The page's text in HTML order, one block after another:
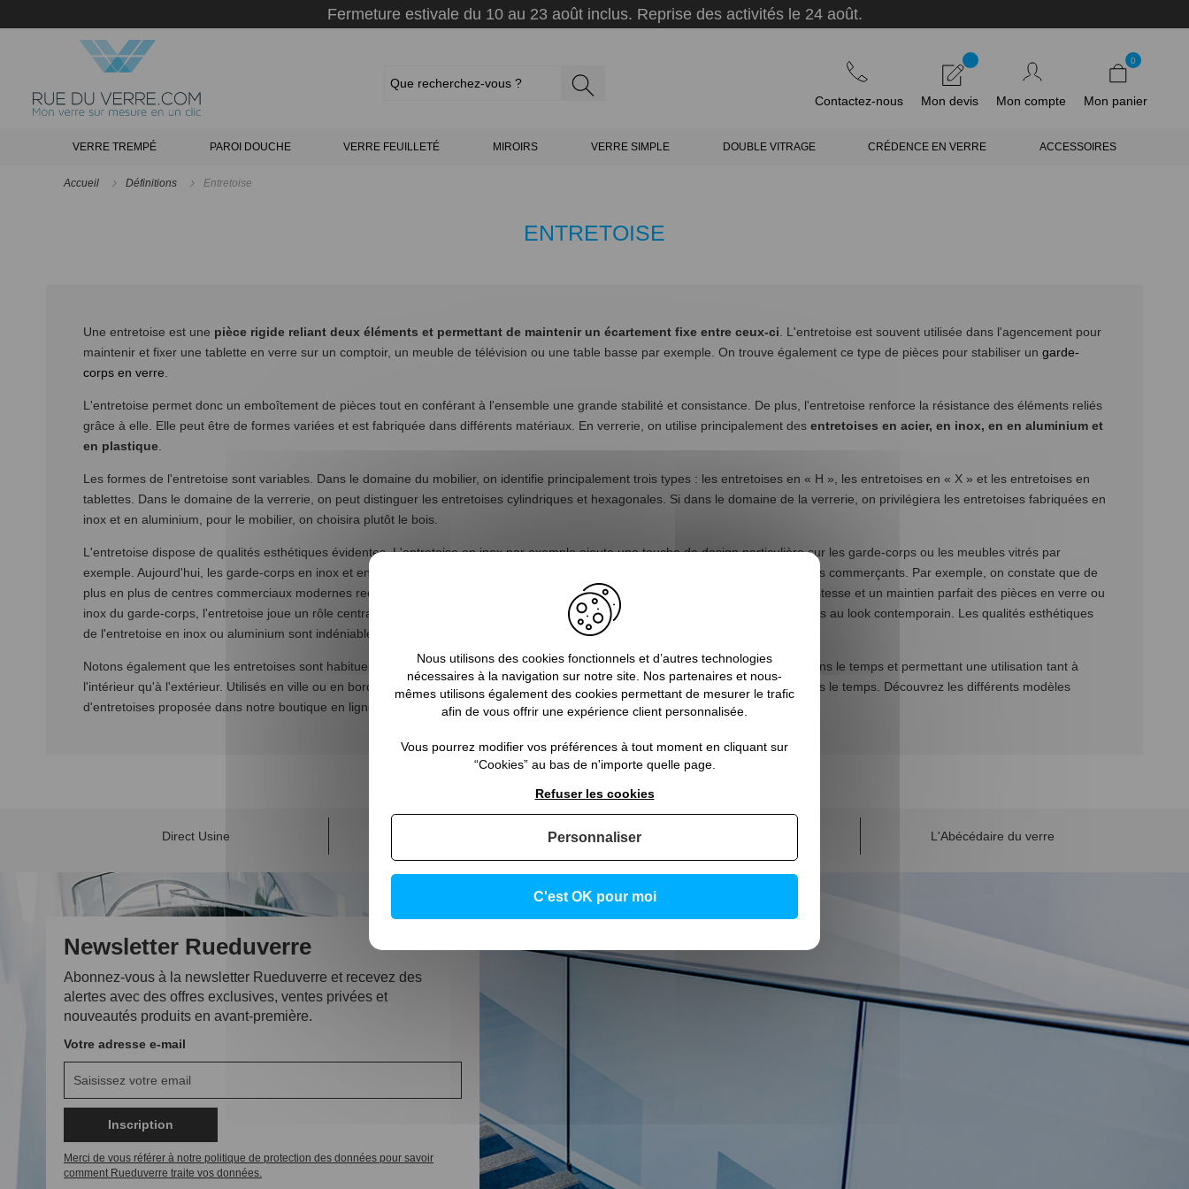
Fermeture estivale du 10 au 23 août inclus. Reprise des activités le 24 août.
Contactez-nous Mon devis Mon compte Mon panier
0
VERRE TREMPÉ PAROI DOUCHE VERRE FEUILLETÉ MIROIRS VERRE SIMPLE DOUBLE VITRAGE CRÉDENCE EN VERRE ACCESSOIRES
Accueil Définitions Entretoise
ENTRETOISE
Une entretoise est une pièce rigide reliant deux éléments et permettant de maintenir un écartement fixe entre ceux-ci. L'entretoise est souvent utilisée dans l'agencement pour
maintenir et fixer une tablette en verre sur un comptoir, un meuble de télévision ou une table basse par exemple. On trouve également ce type de pièces pour stabiliser un garde-
corps en verre.
L'entretoise permet donc un emboîtement de pièces tout en conférant à l'ensemble une grande stabilité et consistance. De plus, l'entretoise renforce la résistance des éléments reliés
grâce à elle. Elle peut être de formes variées et est fabriquée dans différents matériaux. En verrerie, on utilise principalement des entretoises en acier, en inox, en en aluminium et
en plastique.
Les formes de l'entretoise sont variables. Dans le domaine du mobilier, on identifie principalement trois types : les entretoises en « H », les entretoises en « X » et les entretoises en
tablettes. Dans le domaine de la verrerie, on peut distinguer les entretoises cylindriques et hexagonales. Si dans le domaine de la verrerie, on privilégiera les entretoises fabriquées en
inox et en aluminium, pour le mobilier, on choisira plutôt le bois.
L'entretoise dispose de qualités esthétiques évidentes. L'entretoise en inox par exemple ajoute une touche de design particulière sur les garde-corps ou les meubles vitrés par
exemple. Aujourd'hui, les garde-corps en inox et en verre sont plébiscités aussi bien par les particuliers que par les entreprises et les commerçants. Par exemple, on constate que de
plus en plus de centres commerciaux modernes recourent à ce type de garde-corps au design contemporain. Pour assurer la robustesse et un maintien parfait des pièces en verre ou
inox du garde-corps, l'entretoise joue un rôle central. De plus, l'entretoise en inox s'intègre parfaitement avec ce type de garde-corps au look contemporain. Les qualités esthétiques
de l'entretoise en inox ou aluminium sont indéniables et permettent une harmonisation parfaite avec la structure du garde-corps.
Notons également que les entretoises sont habituellement fabriquées dans des matériaux leur assurant une excellente longévité dans le temps et permettant une utilisation tant à
l'intérieur qu'à l'extérieur. Utilisés en ville ou en bord de mer, les entretoises en inox ou en aluminium sont tout-à-fait résistantes dans le temps. Découvrez les différents modèles
d'entretoises proposée dans notre boutique en ligne.
Direct Usine L'Abécédaire du verre
Newsletter Rueduverre
Abonnez-vous à la newsletter Rueduverre et recevez des
alertes avec des offres exclusives, ventes privées et
nouveautés produits en avant-première.
Votre adresse e-mail
Inscription
Merci de vous référer à notre politique de protection des données pour savoir
comment Rueduverre traite vos données.
Nous utilisons des cookies fonctionnels et d’autres technologies
nécessaires à la navigation sur notre site. Nos partenaires et nous-
mêmes utilisons également des cookies permettant de mesurer le trafic
afin de vous offrir une expérience client personnalisée.
Vous pourrez modifier vos préférences à tout moment en cliquant sur
“Cookies” au bas de n'importe quelle page.
C'est OK pour moi
Refuser les cookies
Personnaliser